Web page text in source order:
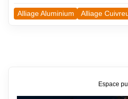
Alliage Aluminium Alliage
Espace